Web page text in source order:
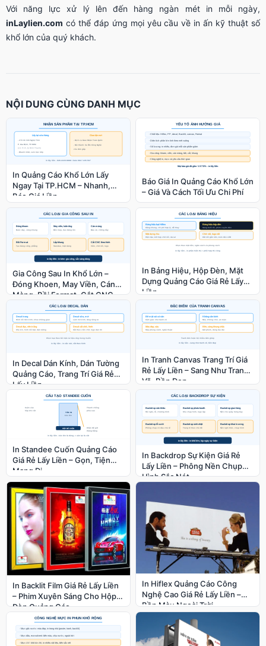
Với năng lực xử lý lên đến hàng ngàn mét in mỗi ngày,
inLaylien.com có thể đáp ứng mọi yêu cầu về in ấn kỹ thuật số
khổ lớn của quý khách.
NỘI DUNG CÙNG DANH MỤC
In Quảng Cáo Khổ Lớn Lấy
Ngay Tại TP.HCM – Nhanh,
Báo Giá Liền
Báo Giá In Quảng Cáo Khổ Lớn
– Giá Và Cách Tối Ưu Chi Phí
Gia Công Sau In Khổ Lớn –
Đóng Khoen, May Viền, Cán
Màng, Bồi Format, Cắt CNC
In Bảng Hiệu, Hộp Đèn, Mặt
Dựng Quảng Cáo Giá Rẻ Lấy
Liền
In Decal Dán Kính, Dán Tường
Quảng Cáo, Trang Trí Giá Rẻ
Lấy Liền
In Tranh Canvas Trang Trí Giá
Rẻ Lấy Liền – Sang Như Tranh
Vẽ, Bền Đẹp
In Standee Cuốn Quảng Cáo
Giá Rẻ Lấy Liền – Gọn, Tiện
Mang Đi
In Backdrop Sự Kiện Giá Rẻ
Lấy Liền – Phông Nền Chụp
Hình Sắc Nét
In Backlit Film Giá Rẻ Lấy Liền
– Phim Xuyên Sáng Cho Hộp
Đèn Quảng Cáo
In Hiflex Quảng Cáo Công
Nghệ Cao Giá Rẻ Lấy Liền –
Bền Màu Ngoài Trời